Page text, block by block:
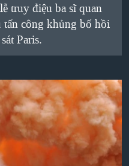
truy điệu ba sĩ quan
tấn công khủng bố hồi
Paris.